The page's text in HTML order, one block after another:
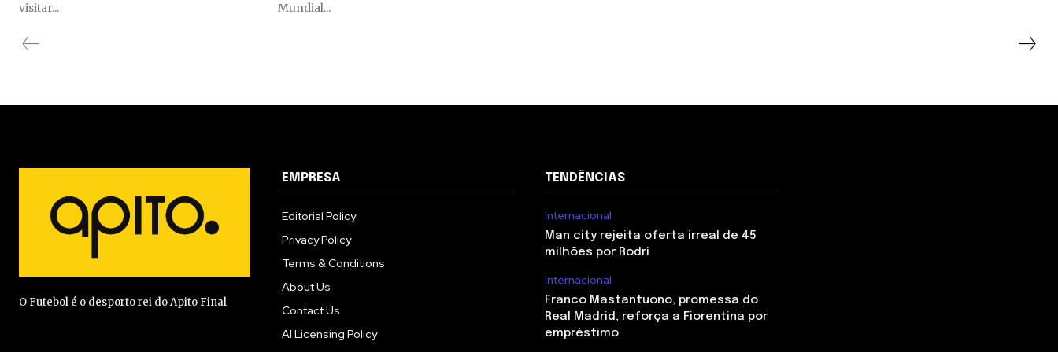
visitar... Mundial...
O Futebol é o desporto rei do Apito Final
EMPRESA
Editorial Policy
Privacy Policy
Terms & Conditions
About Us
Contact Us
AI Licensing Policy
TENDÊNCIAS
Internacional
Man city rejeita oferta irreal de 45
milhões por Rodri
Internacional
Franco Mastantuono, promessa do
Real Madrid, reforça a Fiorentina por
empréstimo